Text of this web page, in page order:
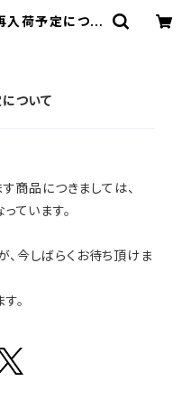
荷予定につい
ついて
商品につきましては、
ています。
、今しばらくお待ち頂けま
。